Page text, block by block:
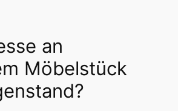
an
Möbelstück